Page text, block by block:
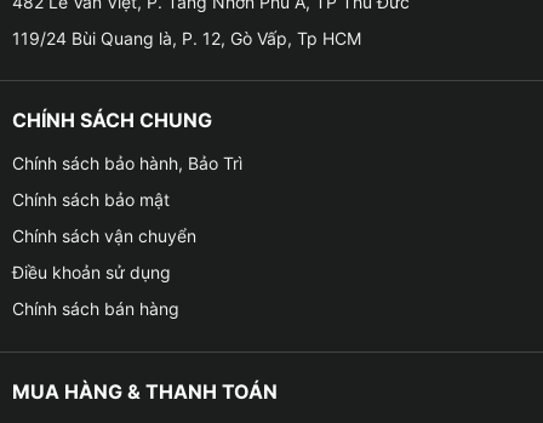
119/24 Bùi Quang là, P. 12, Gò Vấp, Tp HCM
CHÍNH SÁCH CHUNG
Chính sách bảo hành, Bảo Trì
Chính sách bảo mật
Chính sách vận chuyển
Điều khoản sử dụng
Chính sách bán hàng
MUA HÀNG & THANH TOÁN